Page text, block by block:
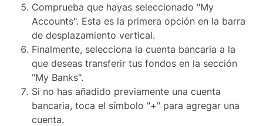
Comprueba que hayas seleccionado "My
Accounts". Esta es la primera opción en la barra
de desplazamiento vertical.
Finalmente, selecciona la cuenta bancaria a la
que deseas transferir tus fondos en la sección
"My Banks".
Si no has añadido previamente una cuenta
bancaria, toca el símbolo "+" para agregar una
cuenta.